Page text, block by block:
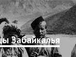
Забайкалья